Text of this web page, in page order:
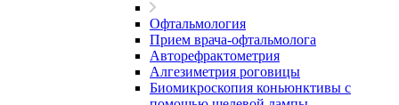
Офтальмология
Прием врача-офтальмолога
Авторефрактометрия
Алгезиметрия роговицы
Биомикроскопия коньюнктивы с